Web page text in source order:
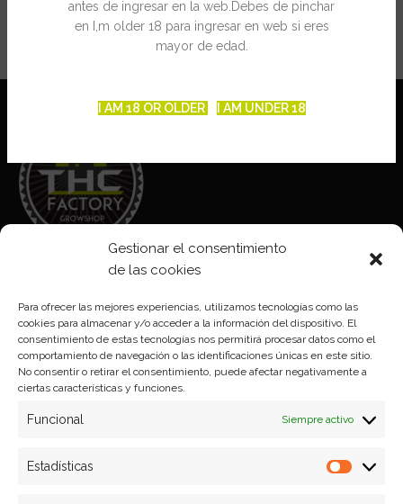
antes de ingresar en la web.Debes de pinchar
en I,m older 18 para ingresar en web si eres
mayor de edad.
I AM 18 OR OLDER I AM UNDER 18
Gestionar el consentimiento
de las cookies
Para ofrecer las mejores experiencias, utilizamos tecnologías como las
cookies para almacenar y/o acceder a la información del dispositivo. El
consentimiento de estas tecnologías nos permitirá procesar datos como el
comportamiento de navegación o las identificaciones únicas en este sitio.
No consentir o retirar el consentimiento, puede afectar negativamente a
ciertas características y funciones.
Funcional Siempre activo
Estadísticas
Política de Cookies
Política de privacidad
Politica de devoluciones